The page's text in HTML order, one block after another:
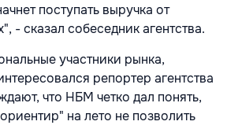
поступать выручка от
- сказал собеседник агентства.
участники рынка,
репортер агентства
что НБМ четко дал понять,
на лето не позволить